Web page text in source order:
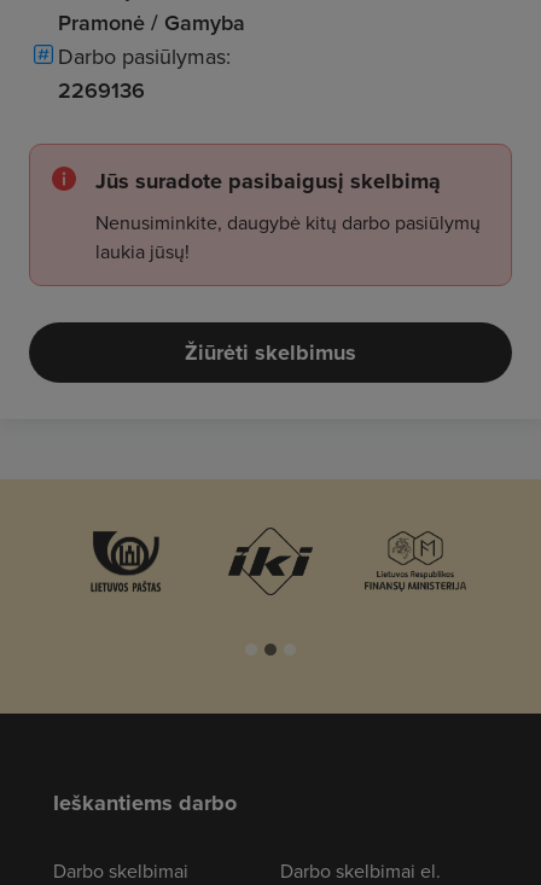
Pramonė / Gamyba
Darbo pasiūlymas:
2269136
Jūs suradote pasibaigusį skelbimą
Nenusiminkite, daugybė kitų darbo pasiūlymų
laukia jūsų!
Žiūrėti skelbimus
Ieškantiems darbo
Darbo skelbimai
Darbo skelbimai el.